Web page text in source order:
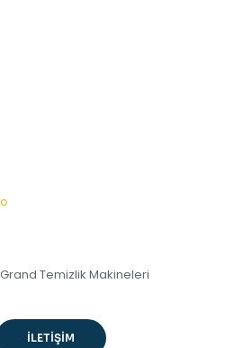
Temizlik Makineleri
İLETİŞİM